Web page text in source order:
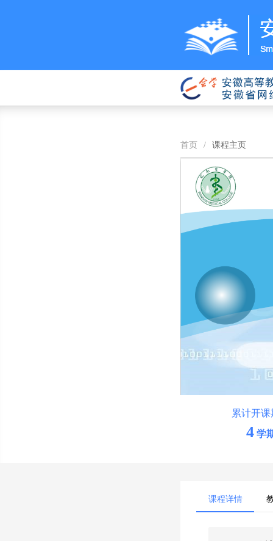
首页 / 课程主页
累计开课
4学
课程详情